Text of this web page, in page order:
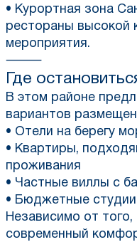
• Курортная зона
рестораны высокой
мероприятия.
⸻
Где
В этом районе
вариантов
• Отели на берегу
• Квартиры,
проживания
• Частные виллы с
• Бюджетные
Независимо от
современный